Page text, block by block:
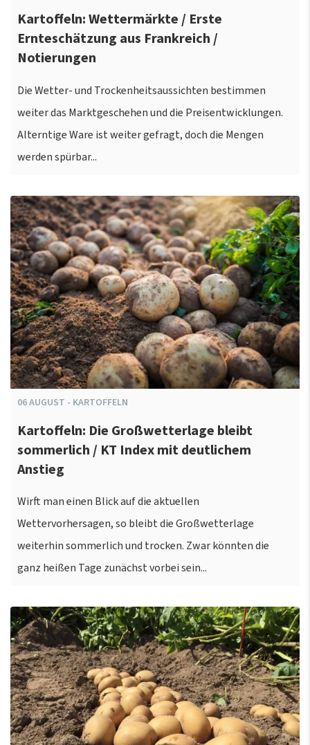
Kartoffeln: Wettermärkte / Erste
Ernteschätzung aus Frankreich /
Notierungen
Die Wetter- und Trockenheitsaussichten bestimmen
weiter das Marktgeschehen und die Preisentwicklungen.
Alterntige Ware ist weiter gefragt, doch die Mengen
werden spürbar...
06AUGUST - KARTOFFELN
Kartoffeln: Die Großwetterlage bleibt
sommerlich / KT Index mit deutlichem
Anstieg
Wirft man einen Blick auf die aktuellen
Wettervorhersagen, so bleibt die Großwetterlage
weiterhin sommerlich und trocken. Zwar könnten die
ganz heißen Tage zunächst vorbei sein...